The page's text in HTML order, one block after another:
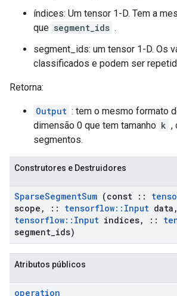
índices: Um tensor 1-D. Tem a
que segment_ids .
segment_ids: um tensor 1-D. Os
classificados e podem ser
Retorna:
Output : tem o mesmo formato
dimensão 0 que tem tamanho k ,
segmentos.
Construtores e Destruidores
SparseSegmentSum (const ::
scope , :: tensorflow:: Input data ,
tensorflow:: Input indices, ::
segment ids)
Atributos públicos
operation